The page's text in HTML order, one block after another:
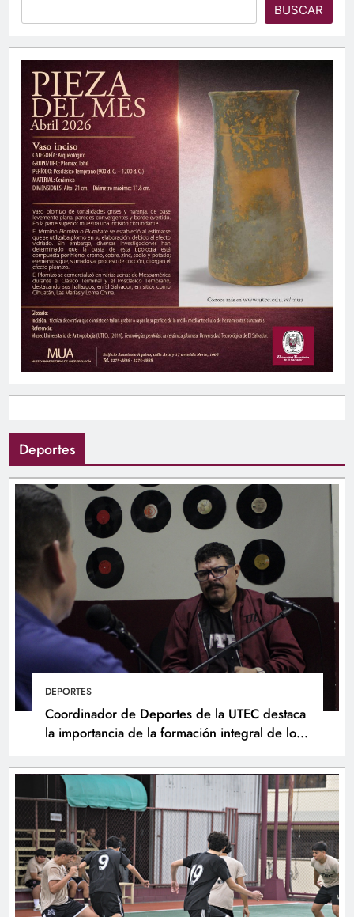
BUSCAR
Deportes
DEPORTES
Coordinador de Deportes de la UTEC destaca
la importancia de la formación integral de los